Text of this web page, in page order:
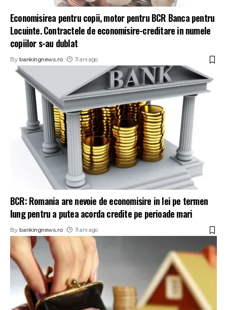
Economisirea pentru copii, motor pentru BCR Banca pentru
Locuinte. Contractele de economisire-creditare in numele
copiilor s-au dublat
By bankingnews.ro 11 ani ago
BCR: Romania are nevoie de economisire in lei pe termen
lung pentru a putea acorda credite pe perioade mari
By bankingnews.ro 11 ani ago